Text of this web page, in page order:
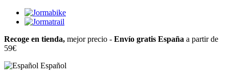
Recoge en tienda, mejor precio - Envío gratis España a partir de
59€
Español